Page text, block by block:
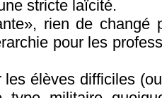
stricte laïcité.
rien de changé
pour les
élèves difficiles